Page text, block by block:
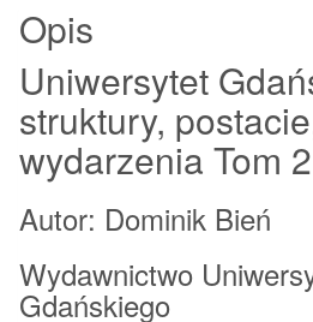
2
Opis
Uniwersytet
struktury,
wydarzenia Tom 2
Autor: Dominik Bień
Wydawnictwo
Gdańskiego